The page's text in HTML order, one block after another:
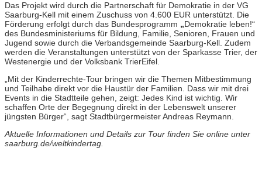
Das Projekt wird durch die Partnerschaft für Demokratie in der VG
Saarburg-Kell mit einem Zuschuss von 4.600 EUR unterstützt. Die
Förderung erfolgt durch das Bundesprogramm „Demokratie leben!“
des Bundesministeriums für Bildung, Familie, Senioren, Frauen und
Jugend sowie durch die Verbandsgemeinde Saarburg-Kell. Zudem
werden die Veranstaltungen unterstützt von der Sparkasse Trier, der
Westenergie und der Volksbank TrierEifel.
„Mit der Kinderrechte-Tour bringen wir die Themen Mitbestimmung
und Teilhabe direkt vor die Haustür der Familien. Dass wir mit drei
Events in die Stadtteile gehen, zeigt: Jedes Kind ist wichtig. Wir
schaffen Orte der Begegnung direkt in der Lebenswelt unserer
jüngsten Bürger“, sagt Stadtbürgermeister Andreas Reymann.
Aktuelle Informationen und Details zur Tour finden Sie online unter
saarburg.de/weltkindertag.